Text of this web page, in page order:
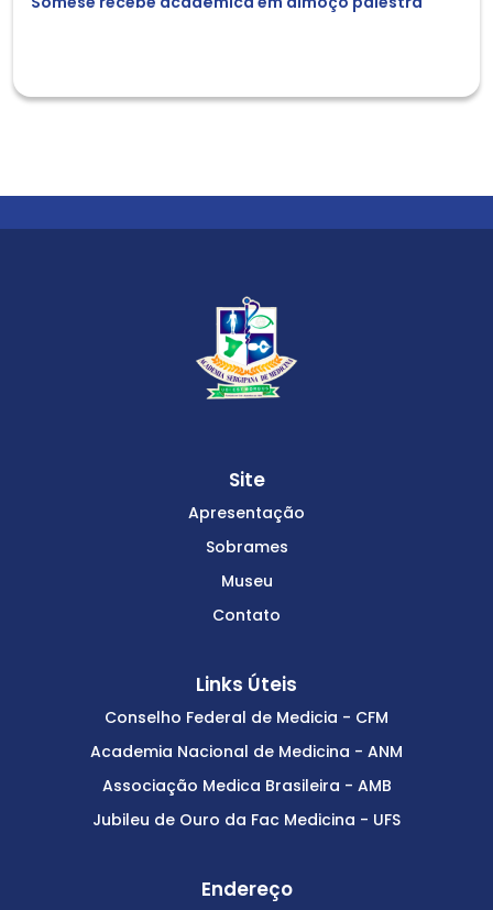
Site
Apresentação
Sobrames
Museu
Contato
Links Úteis
Conselho Federal de Medicia - CFM
Academia Nacional de Medicina - ANM
Associação Medica Brasileira - AMB
Jubileu de Ouro da Fac Medicina - UFS
Endereço